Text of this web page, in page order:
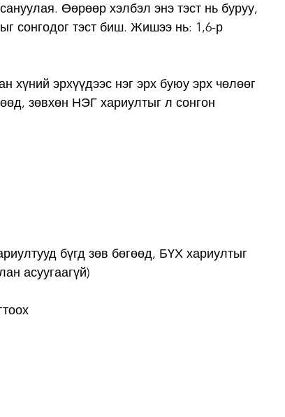
Өөрөөр хэлбэл энэ тэст нь буруу,
сонгодог тэст биш. Жишээ нь: 1,6-р
хүний эрхүүдээс нэг эрх буюу эрх чөлөөг
зөвхөн НЭГ хариултыг л сонгон
бүгд зөв бөгөөд, БҮХ хариултыг
асуугаагүй)